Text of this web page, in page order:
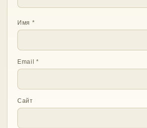
Имя *
Email*
Сайт